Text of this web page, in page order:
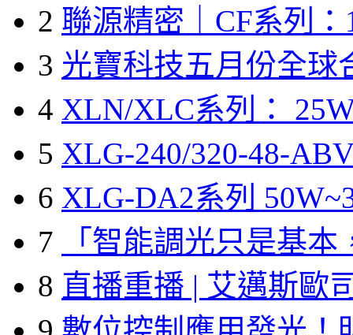
2 聯源精密｜CF系列：
3 光寶科技五月份全球
4 XLN/XLC系列：
5 XLG-240/320-48-
6 XLG-DA2系列
7
「智能調光只是基本
8 直播重播 | 艾邁斯歐